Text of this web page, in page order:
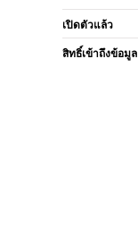
เปิดตัวแล้ว
สิทธิ์เข้าถึงข้อมูล